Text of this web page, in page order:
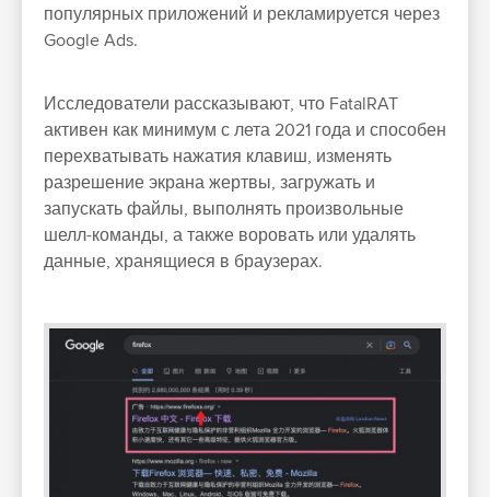
популярных приложений и рекламируется через
Google Ads.
Исследователи рассказывают, что FatalRAT
активен как минимум с лета 2021 года и способен
перехватывать нажатия клавиш, изменять
разрешение экрана жертвы, загружать и
запускать файлы, выполнять произвольные
шелл-команды, а также воровать или удалять
данные, хранящиеся в браузерах.